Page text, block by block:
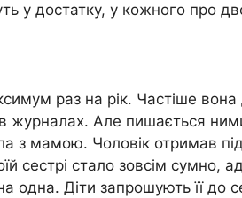
у достатку, у кожного про
раз на рік. Частіше вона
в журналах. Але пишається
з мамою. Чоловік отримав
сестрі стало зовсім сумно,
одна. Діти запрошують її до